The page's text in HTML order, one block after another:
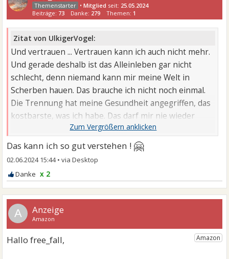
•Mitglied seit: 25.05.2024
Beiträge: 73 Danke: 279 Themen: 1
Zitat von UlkigerVogel:
Und vertrauen ... Vertrauen kann ich auch nicht mehr.
Und gerade deshalb ist das Alleinleben gar nicht
schlecht, denn niemand kann mir meine Welt in
Scherben hauen. Das brauche ich nicht noch einmal.
Die Trennung hat meine Gesundheit angegriffen, das
kostbarste, was ich habe. Das darf mir nie wieder
jemand kaputt machen.
Das kann ich so gut verstehen ! 🤗
02.06.2024 15:44•
x 2
A